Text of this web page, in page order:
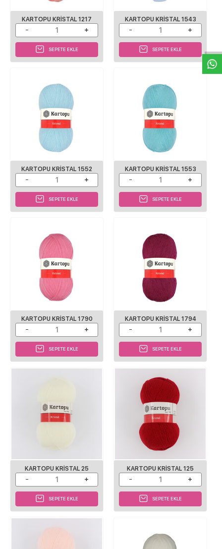
KARTOPU KRISTAL 1217
SEPETE EKLE
KARTOPU KRISTAL 1543
SEPETE EKLE
KARTOPU KRISTAL 1552
SEPETE EKLE
KARTOPU KRISTAL 1553
SEPETE EKLE
KARTOPU KRISTAL 1790
SEPETE EKLE
KARTOPU KRISTAL 1794
SEPETE EKLE
KARTOPU KRISTAL 25
SEPETE EKLE
KARTOPU KRISTAL 125
SEPETE EKLE